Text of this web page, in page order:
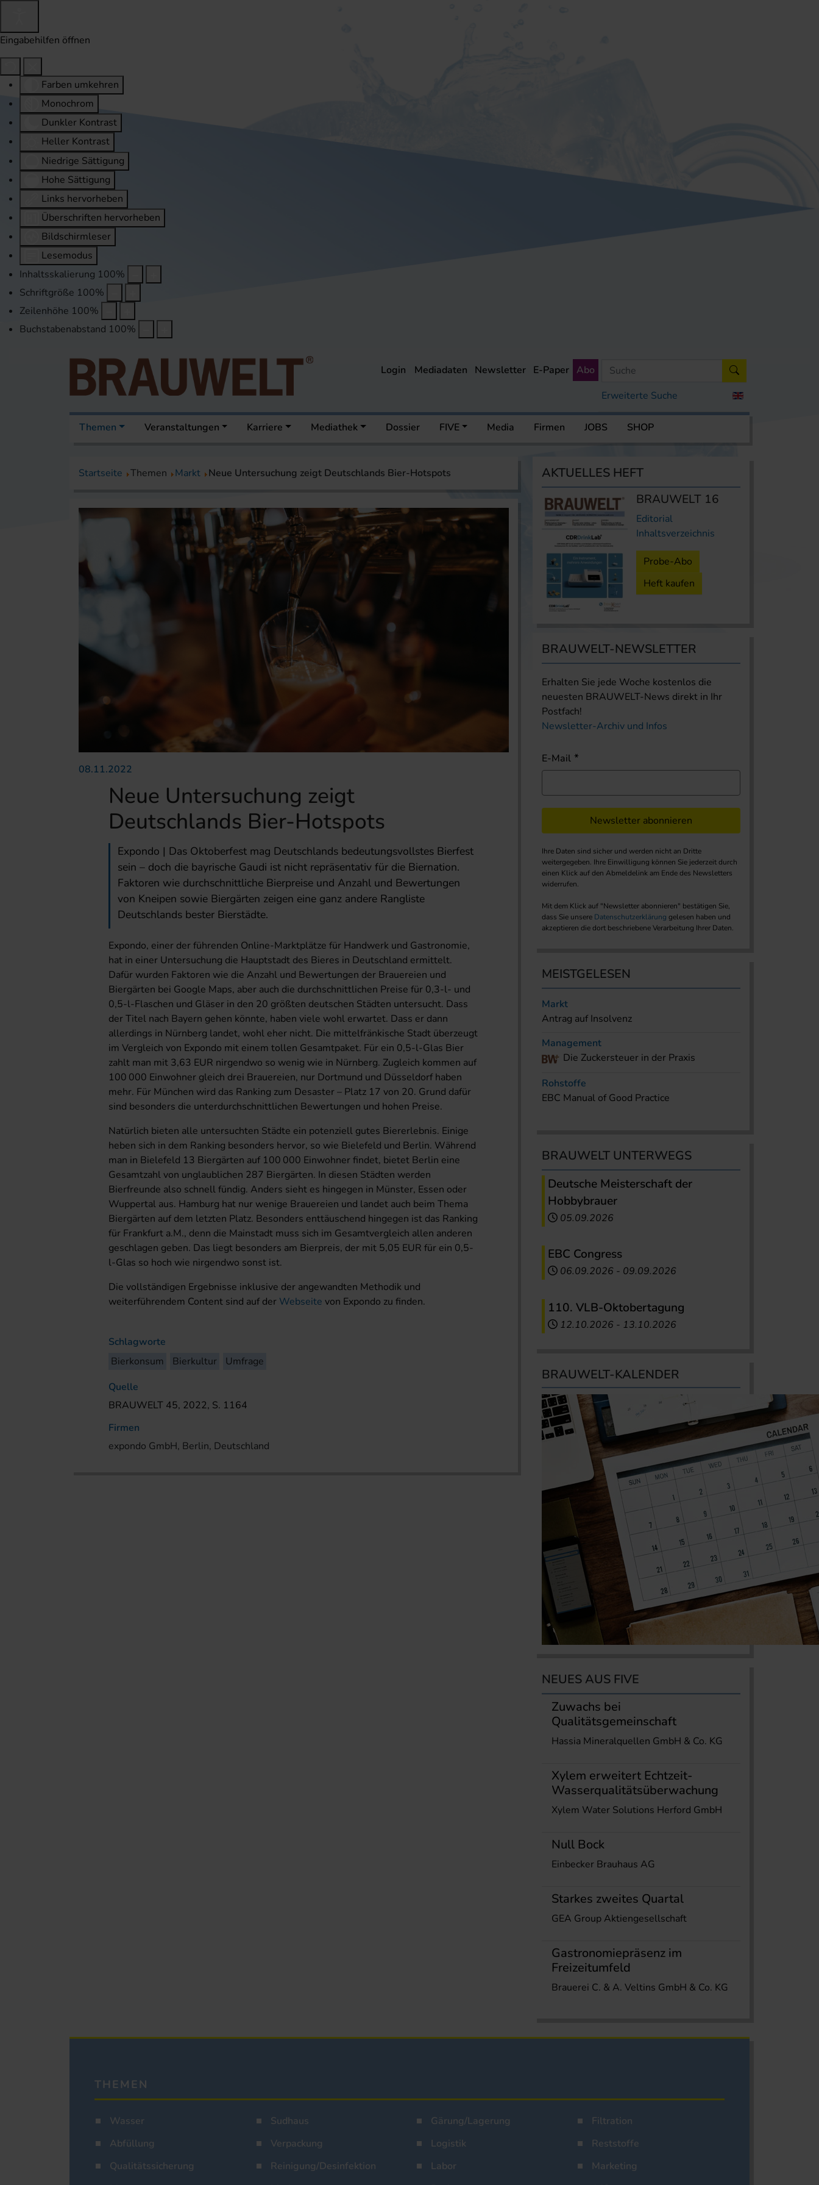
Eingabehilfen öffnen
Farben umkehren
Monochrom
Dunkler Kontrast
Heller Kontrast
Niedrige Sättigung
Hohe Sättigung
Links hervorheben
Überschriften hervorheben
Bildschirmleser
Lesemodus
Inhaltsskalierung 100%
Schriftgröße 100%
Zeilenhöhe 100%
Buchstabenabstand 100%
Erweiterte Suche
Login Mediadaten Newsletter E-Paper Abo
Themen Veranstaltungen Karriere Mediathek Dossier FIVE Media Firmen JOBS SHOP
Startseite Themen Markt Neue Untersuchung zeigt Deutschlands Bier-Hotspots
08.11.2022
Neue Untersuchung zeigt
Deutschlands Bier-Hotspots
Expondo | Das Oktoberfest mag Deutschlands bedeutungsvollstes Bierfest
sein – doch die bayrische Gaudi ist nicht repräsentativ für die Biernation.
Faktoren wie durchschnittliche Bierpreise und Anzahl und Bewertungen
von Kneipen sowie Biergärten zeigen eine ganz andere Rangliste
Deutschlands bester Bierstädte.
Expondo, einer der führenden Online-Marktplätze für Handwerk und Gastronomie,
hat in einer Untersuchung die Hauptstadt des Bieres in Deutschland ermittelt.
Dafür wurden Faktoren wie die Anzahl und Bewertungen der Brauereien und
Biergärten bei Google Maps, aber auch die durchschnittlichen Preise für 0,3-l- und
0,5-l-Flaschen und Gläser in den 20 größten deutschen Städten untersucht. Dass
der Titel nach Bayern gehen könnte, haben viele wohl erwartet. Dass er dann
allerdings in Nürnberg landet, wohl eher nicht. Die mittelfränkische Stadt überzeugt
im Vergleich von Expondo mit einem tollen Gesamtpaket. Für ein 0,5-l-Glas Bier
zahlt man mit 3,63 EUR nirgendwo so wenig wie in Nürnberg. Zugleich kommen auf
100 000 Einwohner gleich drei Brauereien, nur Dortmund und Düsseldorf haben
mehr. Für München wird das Ranking zum Desaster – Platz 17 von 20. Grund dafür
sind besonders die unterdurchschnittlichen Bewertungen und hohen Preise.
Natürlich bieten alle untersuchten Städte ein potenziell gutes Biererlebnis. Einige
heben sich in dem Ranking besonders hervor, so wie Bielefeld und Berlin. Während
man in Bielefeld 13 Biergärten auf 100 000 Einwohner findet, bietet Berlin eine
Gesamtzahl von unglaublichen 287 Biergärten. In diesen Städten werden
Bierfreunde also schnell fündig. Anders sieht es hingegen in Münster, Essen oder
Wuppertal aus. Hamburg hat nur wenige Brauereien und landet auch beim Thema
Biergärten auf dem letzten Platz. Besonders enttäuschend hingegen ist das Ranking
für Frankfurt a.M., denn die Mainstadt muss sich im Gesamtvergleich allen anderen
geschlagen geben. Das liegt besonders am Bierpreis, der mit 5,05 EUR für ein 0,5-
l-Glas so hoch wie nirgendwo sonst ist.
Die vollständigen Ergebnisse inklusive der angewandten Methodik und
weiterführendem Content sind auf der Webseite von Expondo zu finden.
Schlagworte
Bierkonsum
Bierkultur
Umfrage
Quelle
BRAUWELT 45, 2022, S. 1164
Firmen
expondo GmbH, Berlin, Deutschland
AKTUELLES HEFT
BRAUWELT 16
Editorial
Inhaltsverzeichnis
Probe-Abo
Heft kaufen
BRAUWELT-NEWSLETTER
Erhalten Sie jede Woche kostenlos die
neuesten BRAUWELT-News direkt in Ihr
Postfach!
Newsletter-Archiv und Infos
E-Mail
Newsletter abonnieren
Ihre Daten sind sicher und werden nicht an Dritte
weitergegeben. Ihre Einwilligung können Sie jederzeit durch
einen Klick auf den Abmeldelink am Ende des Newsletters
widerrufen.
Mit dem Klick auf "Newsletter abonnieren" bestätigen Sie,
dass Sie unsere Datenschutzerklärung gelesen haben und
akzeptieren die dort beschriebene Verarbeitung Ihrer Daten.
MEISTGELESEN
Markt
Antrag auf Insolvenz
Management
Die Zuckersteuer in der Praxis
Rohstoffe
EBC Manual of Good Practice
BRAUWELT UNTERWEGS
Deutsche Meisterschaft der
Hobbybrauer
05.09.2026
EBC Congress
06.09.2026 - 09.09.2026
110. VLB-Oktobertagung
12.10.2026 - 13.10.2026
BRAUWELT-KALENDER
NEUES AUS FIVE
Zuwachs bei
Qualitätsgemeinschaft
Hassia Mineralquellen GmbH & Co. KG
Xylem erweitert Echtzeit-
Wasserqualitätsüberwachung
Xylem Water Solutions Herford GmbH
Null Bock
Einbecker Brauhaus AG
Starkes zweites Quartal
GEA Group Aktiengesellschaft
Gastronomiepräsenz im
Freizeitumfeld
Brauerei C. & A. Veltins GmbH & Co. KG
THEMEN
Wasser Sudhaus Gärung/Lagerung
Filtration
Abfüllung
Verpackung Logistik
Reststoffe
Qualitätssicherung
Reinigung/Desinfektion Labor
Marketing